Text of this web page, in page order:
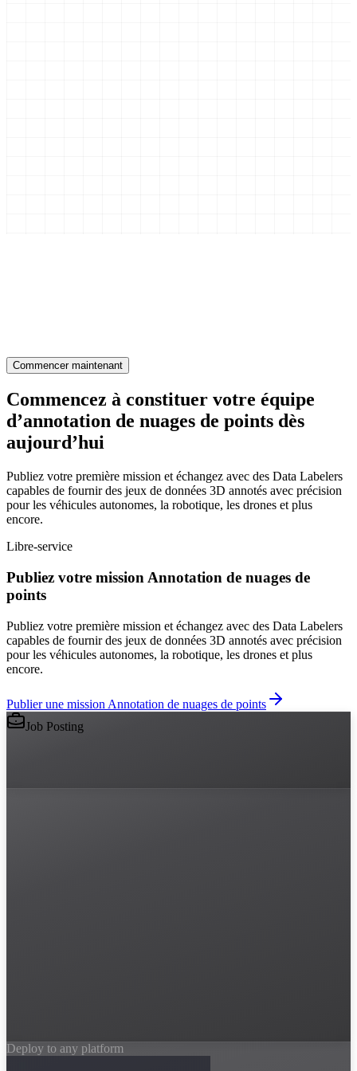
Commencer maintenant
Commencez à constituer votre équipe
d’annotation de nuages de points dès
aujourd’hui
Publiez votre première mission et échangez avec des Data Labelers
capables de fournir des jeux de données 3D annotés avec précision
pour les véhicules autonomes, la robotique, les drones et plus
encore.
Libre-service
Publiez votre mission Annotation de nuages de
points
Publiez votre première mission et échangez avec des Data Labelers
capables de fournir des jeux de données 3D annotés avec précision
pour les véhicules autonomes, la robotique, les drones et plus
encore.
Publier une mission Annotation de nuages de points
Job Posting
Deploy to any platform